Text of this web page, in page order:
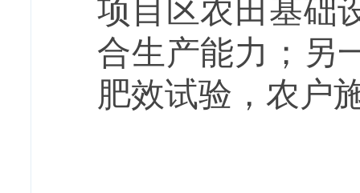
项目区农田基础
合生产能力；另
肥效试验，农户